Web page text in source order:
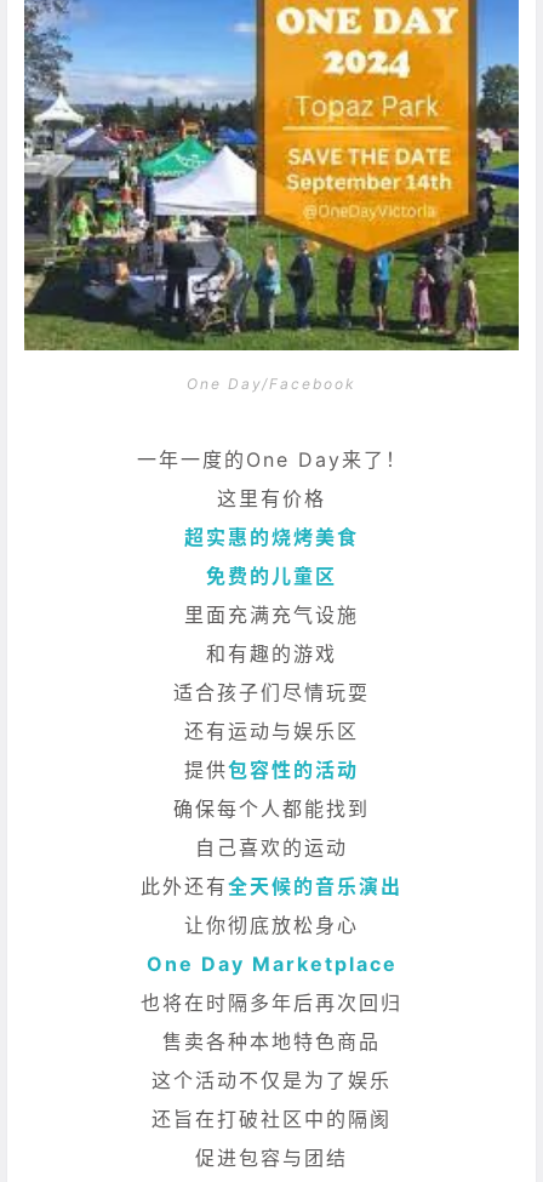
One Day/Facebook
一年一度的One Day来了！
这里有价格
超实惠的烧烤美食
免费的儿童区
里面充满充气设施
和有趣的游戏
适合孩子们尽情玩耍
还有运动与娱乐区
提供包容性的活动
确保每个人都能找到
自己喜欢的运动
此外还有全天候的音乐演出
让你彻底放松身心
One Day Marketplace
也将在时隔多年后再次回归
售卖各种本地特色商品
这个活动不仅是为了娱乐
还旨在打破社区中的隔阂
促进包容与团结